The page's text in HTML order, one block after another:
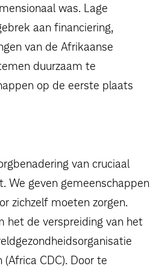
was. Lage
aan financiering,
van de Afrikaanse
duurzaam te
op de eerste plaats
van cruciaal
We geven gemeenschappen
zichzelf moeten zorgen.
het de verspreiding van het
CDC). Door te